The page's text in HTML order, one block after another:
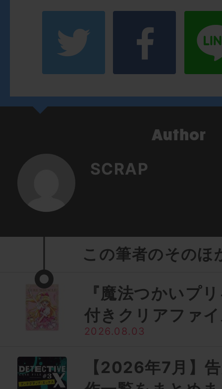
SCRAP
この筆者のそのほ
『魔法つかいプ
付きクリアファ
2026.08.03
【2026年7月】